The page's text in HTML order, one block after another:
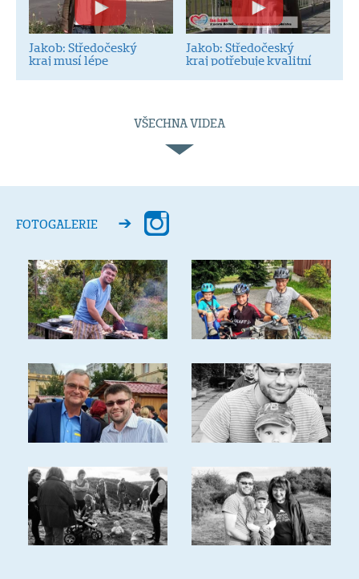
Jakob: Středočeský
kraj musí lépe
Jakob: Středočeský
kraj potřebuje kvalitní
VŠECHNA VIDEA
FOTOGALERIE